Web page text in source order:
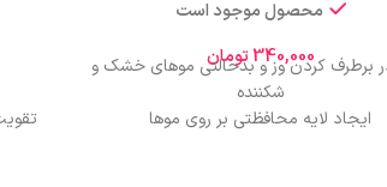
محصول موجود است
340,000 تومان
برطرف کردن وز و بدحالتی موهای خشک و
شکننده
ایجاد لایه محافظتی بر روی موها